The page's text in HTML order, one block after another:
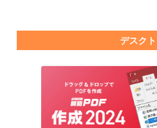
デスク